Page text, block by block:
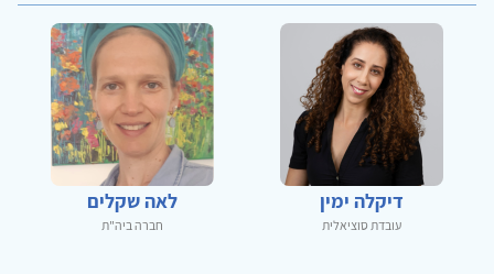
דיקלה ימין
עובדת סוציאלית
לאה שקלים
חברה ביה"ת